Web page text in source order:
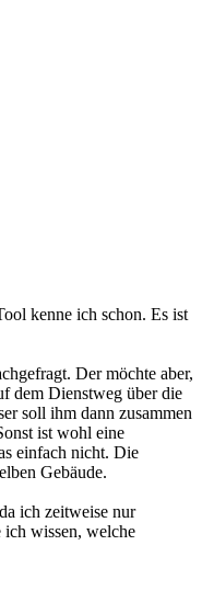
kenne ich schon. Es ist
Der möchte aber,
dem Dienstweg über die
soll ihm dann zusammen
ist wohl eine
einfach nicht. Die
Gebäude.
ich zeitweise nur
ich wissen, welche